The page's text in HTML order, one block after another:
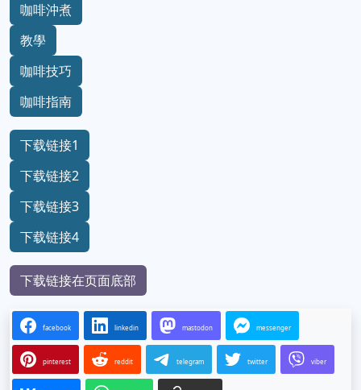
咖啡沖煮
教學
咖啡技巧
咖啡指南
下载链接1
下载链接2
下载链接3
下载链接4
下载链接在页面底部
facebook linkedin mastodon messenger
pinterest reddit telegram twitter viber